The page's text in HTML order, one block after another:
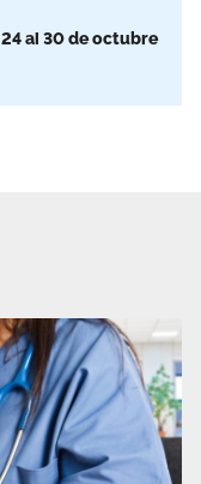
24 al 30 de octubre